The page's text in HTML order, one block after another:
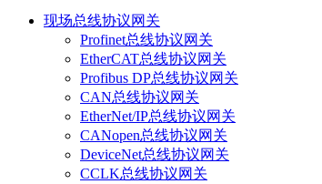
现场总线协议网关
Profinet总线协议网关
EtherCAT总线协议网关
Profibus DP总线协议网关
CAN总线协议网关
EtherNet/IP总线协议网关
CANopen总线协议网关
DeviceNet总线协议网关
CCLK总线协议网关